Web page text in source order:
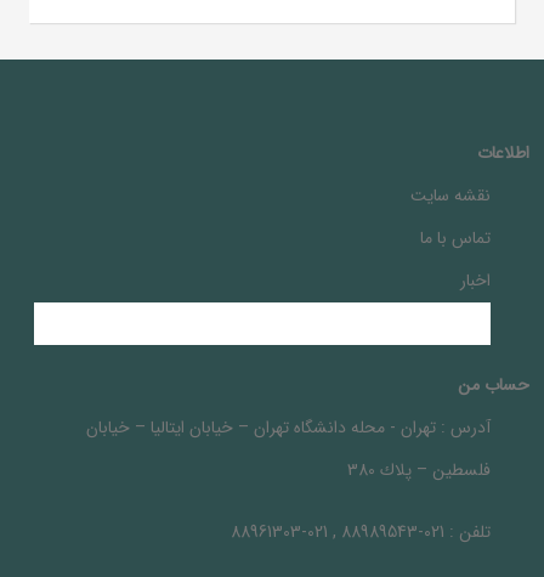
اطلاعات
نقشه سایت
تماس با ما
اخبار
حساب من
آدرس : تهران - محله دانشگاه تهران – خيابان ايتاليا – خيابان
فلسطين – پلاك 380
تلفن : 021-88989543 , 021-88961303